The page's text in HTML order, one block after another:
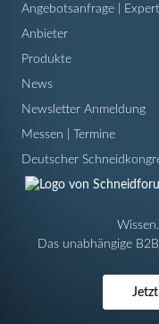
Angebotsanfrage |
Anbieter
Produkte
News
Newsletter Anmeldung
Messen | Termine
Deutscher
Das unabhängige